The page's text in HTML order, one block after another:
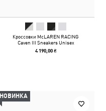
Кроссовки McLAREN RACING
Caven III Sneakers Unisex
4 190,00 ₴
НОВИНКА